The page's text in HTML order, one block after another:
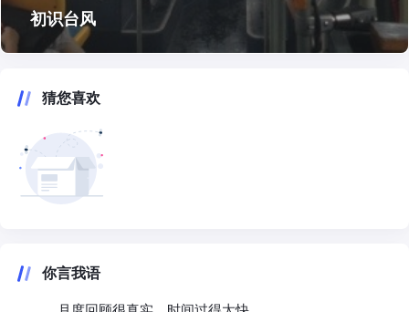
初识台风
猜您喜欢
你言我语